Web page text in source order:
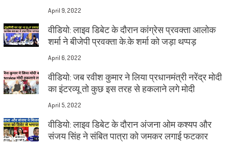
April 9, 2022
वीडियो: लाइव डिबेट के दौरान कांग्रेस प्रवक्ता आलोक
शर्मा ने बीजेपी प्रवक्ता के.के शर्मा को जड़ा थप्पड़
April 6, 2022
वीडियो: जब रवीश कुमार ने लिया प्रधानमंत्री नरेंद्र मोदी
का इंटरव्यू तो कुछ इस तरह से हकलाने लगे मोदी
April 5, 2022
वीडियो: लाइव डिबेट के दौरान अंजना ओम कश्यप और
संजय सिंह ने संबित पात्रा को जमकर लगाई फटकार